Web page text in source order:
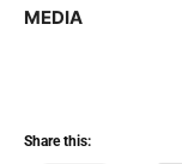
MEDIA
Share this: